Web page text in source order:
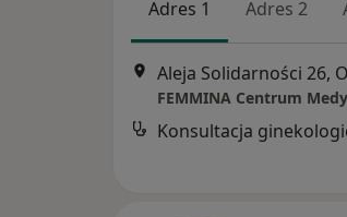
Adres 1 Adres 2
Aleja Solidarności 26,
FEMMINA Centrum
Konsultacja